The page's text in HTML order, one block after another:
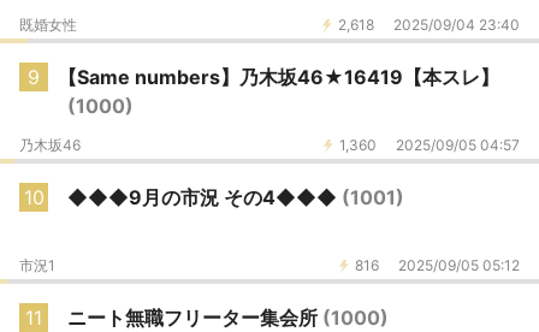
2,618 2025/09/04 23:40
既婚女性
9
【Same numbers】乃木坂46★16419【本スレ】
(1000)
1,360 2025/09/05 04:57
乃木坂46
10 ◆◆◆9月の市況 その4◆◆◆ (1001)
816 2025/09/05 05:12
市況1
11 ニート無職フリーター集会所 (1000)